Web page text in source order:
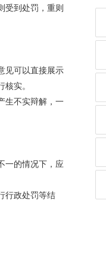
受到处罚，重则
见可以直接展示
实。
生不实辩解，一
一的情况下，应
行政处罚等结